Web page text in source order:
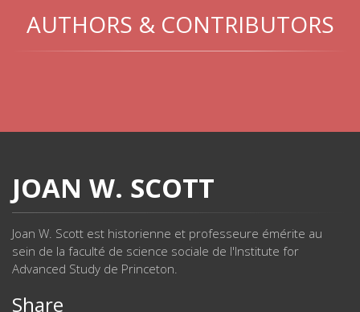
AUTHORS & CONTRIBUTORS
JOAN W. SCOTT
Joan W. Scott est historienne et professeure émérite au
sein de la faculté de science sociale de l'Institute for
Advanced Study de Princeton.
Share